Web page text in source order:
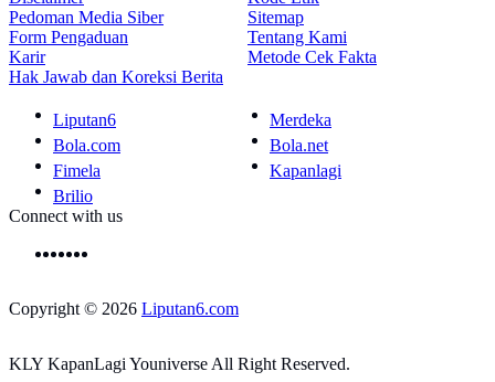
Pedoman Media Siber
Sitemap
Form Pengaduan
Tentang Kami
Karir
Metode Cek Fakta
Hak Jawab dan Koreksi Berita
Liputan6
Merdeka
Bola.com
Bola.net
Fimela
Kapanlagi
Brilio
Connect with us
Copyright © 2026 Liputan6.com
KLY KapanLagi Youniverse All Right Reserved.